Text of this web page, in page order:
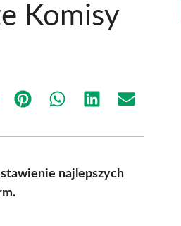
Komisy
Share Share Share Share
najlepszych